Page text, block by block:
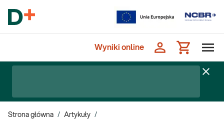
Wyniki online
Strona główna / Artykuły /